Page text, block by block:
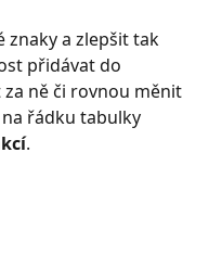
znaky a zlepšit tak
přidávat do
ně či rovnou měnit
na řádku tabulky
.